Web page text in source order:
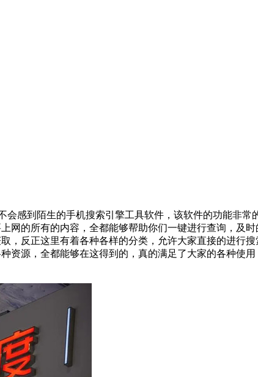
会感到陌生的手机搜索引擎工具软件，该软件的功能非
网的所有的内容，全都能够帮助你们一键进行查询，及
，反正这里有着各种各样的分类，允许大家直接的进行
资源，全都能够在这得到的，真的满足了大家的各种使